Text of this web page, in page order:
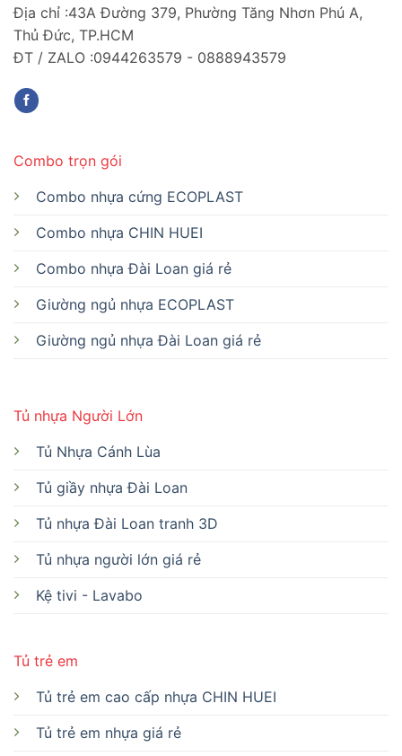
Địa chỉ :43A Đường 379, Phường Tăng Nhơn Phú A,
Thủ Đức, TP.HCM
ĐT / ZALO :0944263579 - 0888943579
Tủ nhựa Người Lớn
Tủ Nhựa Cánh Lùa
Tủ giầy nhựa Đài Loan
Tủ nhựa Đài Loan tranh 3D
Tủ nhựa người lớn giá rẻ
Kệ tivi - Lavabo
Tủ trẻ em
Tủ trẻ em cao cấp nhựa CHIN HUEI
Tủ trẻ em nhựa giá rẻ
Combo trọn gói
Combo nhựa cứng ECOPLAST
Combo nhựa CHIN HUEI
Combo nhựa Đài Loan giá rẻ
Giường ngủ nhựa ECOPLAST
Giường ngủ nhựa Đài Loan giá rẻ